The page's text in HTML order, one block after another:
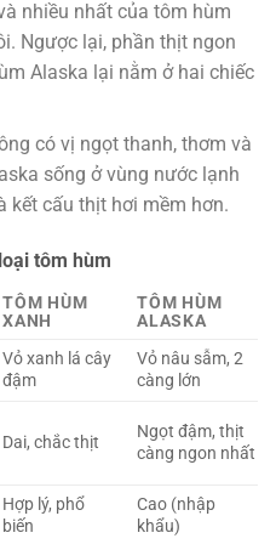
nhiều nhất của tôm hùm
Ngược lại, phần thịt ngon
Alaska lại nằm ở hai chiếc
có vị ngọt thanh, thơm và
sống ở vùng nước lạnh
kết cấu thịt hơi mềm hơn.
tôm hùm
TÔM HÙM
XANH
TÔM HÙM
ALASKA
Vỏ xanh lá cây
đậm
Vỏ nâu sẫm, 2
càng lớn
Dai, chắc thịt
Ngọt đậm, thịt
càng ngon nhất
Hợp lý, phổ
biến
Cao (nhập
khẩu)